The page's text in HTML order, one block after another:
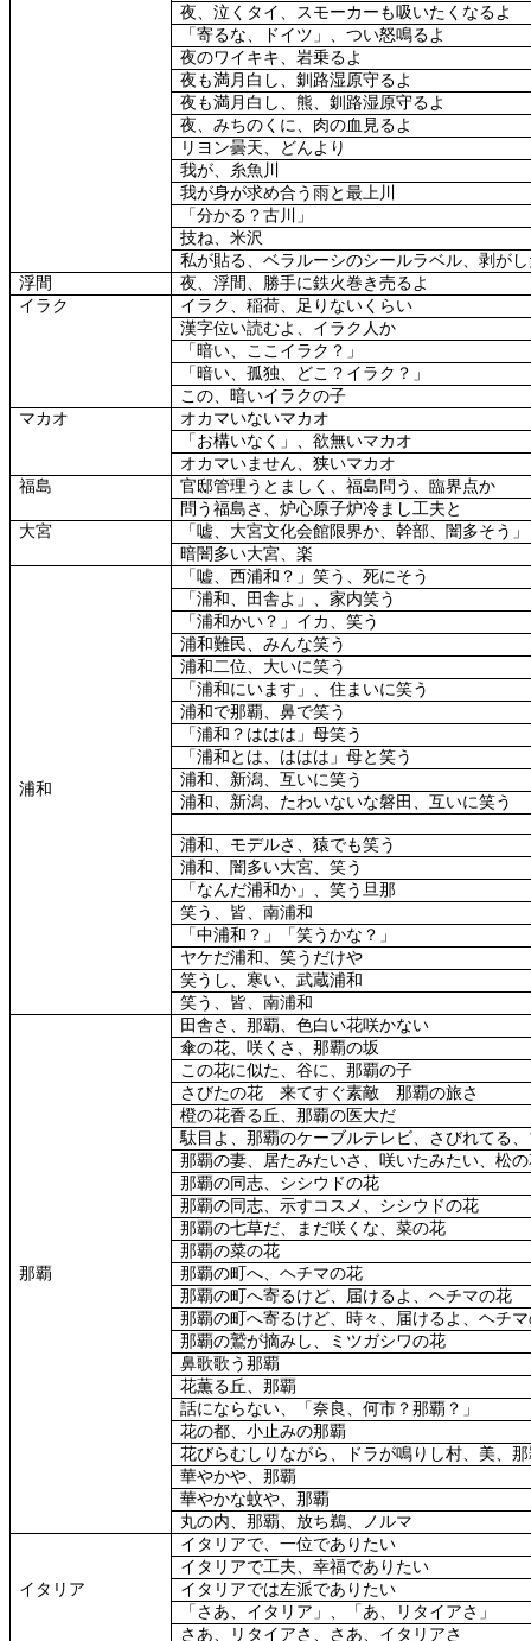
夜、泣くタイ、スモーカーも吸いたくなるよ
「寄るな、ドイツ」、つい怒鳴るよ
夜のワイキキ、岩乗るよ
夜も満月白し、釧路湿原守るよ
夜も満月白し、熊、釧路湿原守るよ
夜、みちのくに、肉の血見るよ
リヨン曇天、どんより
我が、糸魚川
我が身が求め合う雨と最上川
「分かる？古川」
技ね、米沢
私が貼る、ベラルーシのシールラベル、剥が
浮間
夜、浮間、勝手に鉄火巻き売るよ
イラク
イラク、稲荷、足りないくらい
漢字位い読むよ、イラク人か
「暗い、ここイラク？」
「暗い、孤独、どこ？イラク？」
この、暗いイラクの子
マカオ
オカマいないマカオ
「お構いなく」、欲無いマカオ
オカマいません、狭いマカオ
福島
官邸管理うとましく、福島問う、臨界点か
問う福島さ、炉心原子炉冷まし工夫と
大宮
「嘘、大宮文化会館限界か、幹部、闇多そう」
暗闇多い大宮、楽
浦和
「嘘、西浦和？」笑う、死にそう
「浦和、田舎よ」、家内笑う
「浦和かい？」イカ、笑う
浦和難民、みんな笑う
浦和二位、大いに笑う
「浦和にいます」、住まいに笑う
浦和で那覇、鼻で笑う
「浦和？ははは」母笑う
「浦和とは、ははは」母と笑う
浦和、新潟、互いに笑う
浦和、新潟、たわいないな磐田、互いに笑う
浦和、モデルさ、猿でも笑う
浦和、闇多い大宮、笑う
「なんだ浦和か」、笑う旦那
笑う、皆、南浦和
「中浦和？」「笑うかな？」
ヤケだ浦和、笑うだけや
笑うし、寒い、武蔵浦和
笑う、皆、南浦和
那覇
田舎さ、那覇、色白い花咲かない
傘の花、咲くさ、那覇の坂
この花に似た、谷に、那覇の子
さびたの花 来てすぐ素敵 那覇の旅さ
橙の花香る丘、那覇の医大だ
駄目よ、那覇のケーブルテレビ、さびれてる
那覇の妻、居たみたいさ、咲いたみたい、松
那覇の同志、シシウドの花
那覇の同志、示すコスメ、シシウドの花
那覇の七草だ、まだ咲くな、菜の花
那覇の菜の花
那覇の町へ、ヘチマの花
那覇の町へ寄るけど、届けるよ、ヘチマの花
那覇の町へ寄るけど、時々、届けるよ、ヘチ
那覇の鷲が摘みし、ミツガシワの花
鼻歌歌う那覇
花薫る丘、那覇
話にならない、「奈良、何市？那覇？」
花の都、小止みの那覇
花びらむしりながら、ドラが鳴りし村、美、
華やかや、那覇
華やかな蚊や、那覇
丸の内、那覇、放ち鵜、ノルマ
イタリア
イタリアで、一位でありたい
イタリアで工夫、幸福でありたい
イタリアでは左派でありたい
「さあ、イタリア」、「あ、リタイアさ」
さあ、リタイアさ、さあ、イタリアさ